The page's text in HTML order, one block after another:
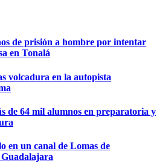
de prisión a hombre por intentar
en Tonalá
volcadura en la autopista
de 64 mil alumnos en preparatoria y
en un canal de Lomas de